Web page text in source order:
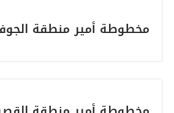
مخطوطة أمير منطقة الجوف